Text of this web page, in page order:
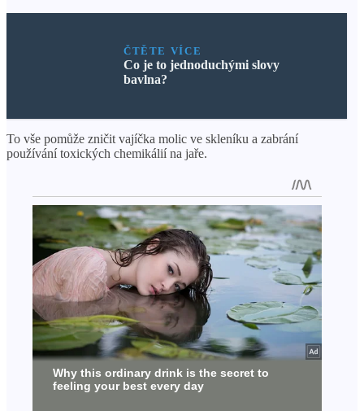
ČTĚTE VÍCE
Co je to jednoduchými slovy
bavlna?
To vše pomůže zničit vajíčka molic ve skleníku a zabrání
používání toxických chemikálií na jaře.